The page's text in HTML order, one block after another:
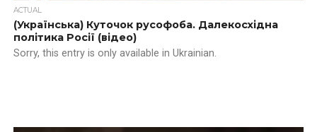
ACTUAL
(Українська) Куточок русофоба. Далекосхідна
політика Росії (відео)
Sorry, this entry is only available in Ukrainian.